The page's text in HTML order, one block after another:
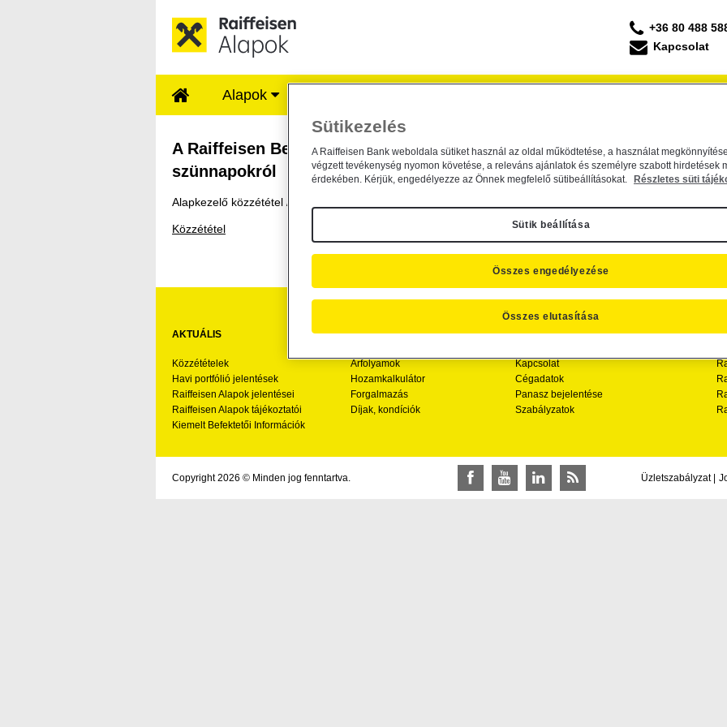
+36 80 488
Kapcsolat
Alapok
A Raiffeisen Befektetési Alapkezelő Zrt. tájékoztatása
A Raiffeisen Befektetési Alapkezelő Zrt. tájékoztatása forgalmazási,
szünnapokról
Alapkezelő közzététel /
Közzététel
AKTUÁLIS
Közzétételek
Havi portfólió jelentések
Raiffeisen Alapok jelentései
Raiffeisen Alapok tájékoztatói
Kiemelt Befektetői Információk
HASZNOS INFORMÁCIÓK
Árfolyamok
Hozamkalkulátor
Forgalmazás
Díjak, kondíciók
CÉGINFORMÁCIÓK, KAPCSOLAT
Kapcsolat
Cégadatok
Panasz bejelentése
Szabályzatok
Copyright 2026 © Minden jog fenntartva. FacebookYouTubeLinkedInRSS Üzletszabályzat |
Sütikezelés
A Raiffeisen Bank weboldala sütiket használ az oldal működtetése, a használat
végzett tevékenység nyomon követése, a releváns ajánlatok és személyre szabott hirdetések
érdekében. Kérjük, engedélyezze az Önnek megfelelő sütibeállításokat.
Részletes süti
Sütik beállítása
Összes elutasítása
Összes engedélyezése